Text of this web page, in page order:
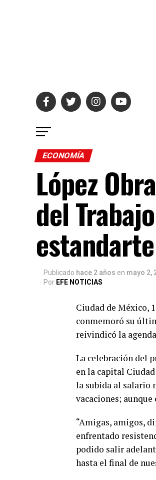
ECONOMÍA
López
del
estandarte
Publicado hace 2 años en mayo 2,
Por EFE NOTICIAS
Ciudad de México,
conmemoró su
reivindicó la
La celebración del
en la capital
la subida al salario
vacaciones;
“Amigas, amigos,
enfrentado
podido salir
hasta el final de